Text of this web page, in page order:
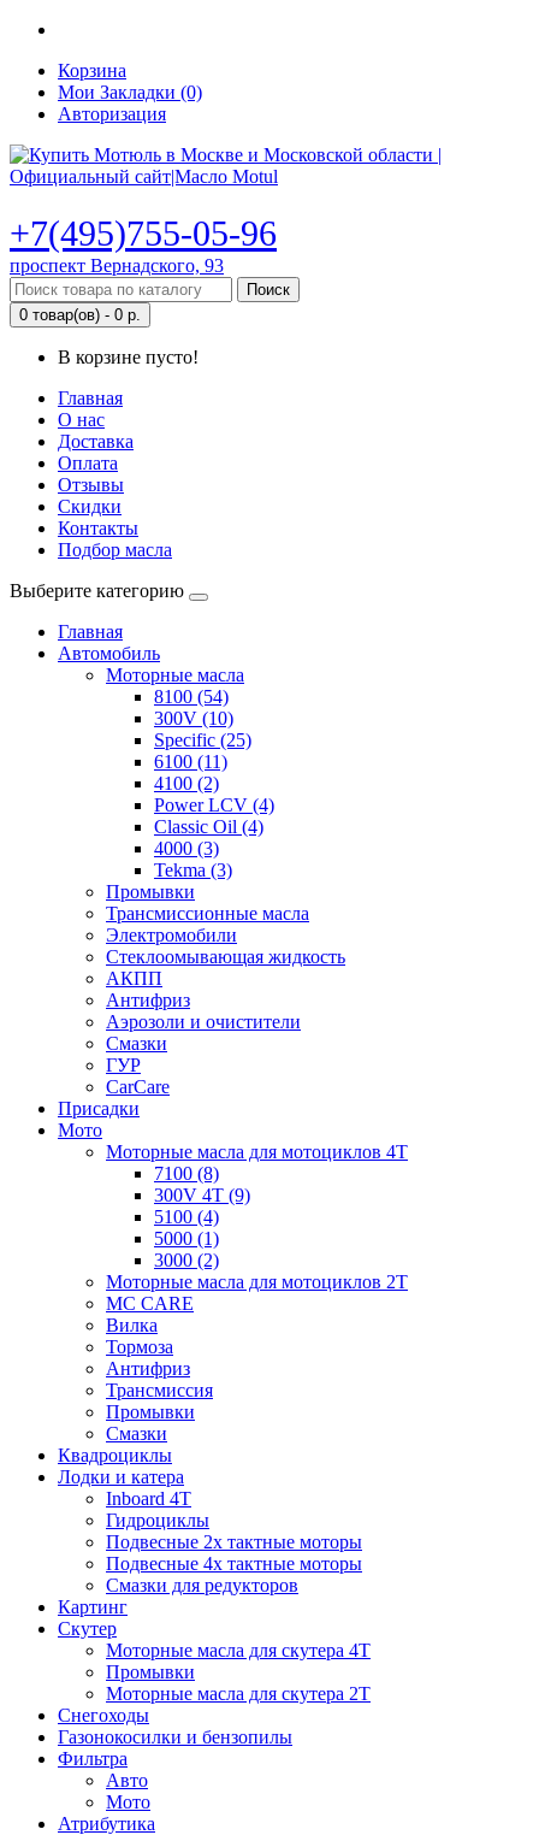
Корзина
Мои Закладки (0)
Авторизация
+7(495)755-05-96
проспект Вернадского, 93
Поиск
0 товар(ов) - 0 р.
В корзине пусто!
Главная
О нас
Доставка
Оплата
Отзывы
Скидки
Контакты
Подбор масла
Выберите категорию
Главная
Автомобиль
Моторные масла
8100 (54)
300V (10)
Specific (25)
6100 (11)
4100 (2)
Power LCV (4)
Classic Oil (4)
4000 (3)
Tekma (3)
Промывки
Трансмиссионные масла
Электромобили
Стеклоомывающая жидкость
АКПП
Антифриз
Аэрозоли и очистители
Смазки
ГУР
CarCare
Присадки
Мото
Моторные масла для мотоциклов 4T
7100 (8)
300V 4T (9)
5100 (4)
5000 (1)
3000 (2)
Моторные масла для мотоциклов 2T
MC CARE
Вилка
Тормоза
Антифриз
Трансмиссия
Промывки
Смазки
Квадроциклы
Лодки и катера
Inboard 4T
Гидроциклы
Подвесные 2х тактные моторы
Подвесные 4х тактные моторы
Смазки для редукторов
Картинг
Скутер
Моторные масла для скутера 4T
Промывки
Моторные масла для скутера 2T
Снегоходы
Газонокосилки и бензопилы
Фильтра
Авто
Мото
Атрибутика